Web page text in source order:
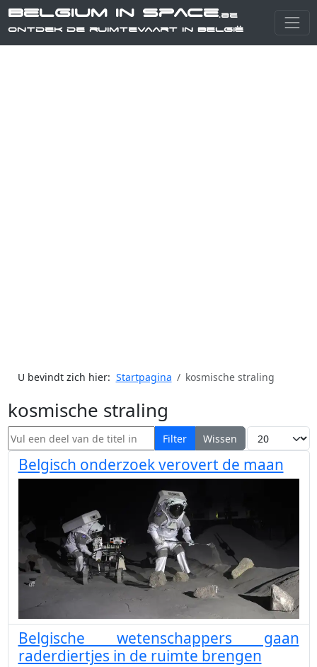
Belgium in Space.be
Ontdek de ruimtevaart in België
U bevindt zich hier: Startpagina kosmische straling
kosmische straling
Vul een deel van de titel in Filter Wissen Toon #
Belgisch onderzoek verovert de maan
Belgische wetenschappers gaan
raderdiertjes in de ruimte brengen